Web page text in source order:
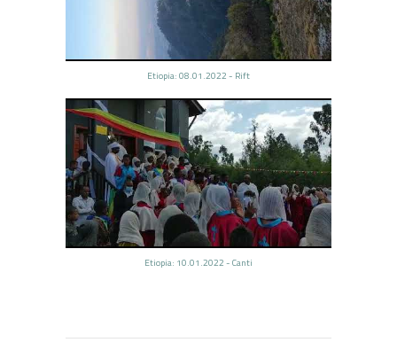
Etiopia: 08.01.2022 - Rift
Etiopia: 10.01.2022 - Canti